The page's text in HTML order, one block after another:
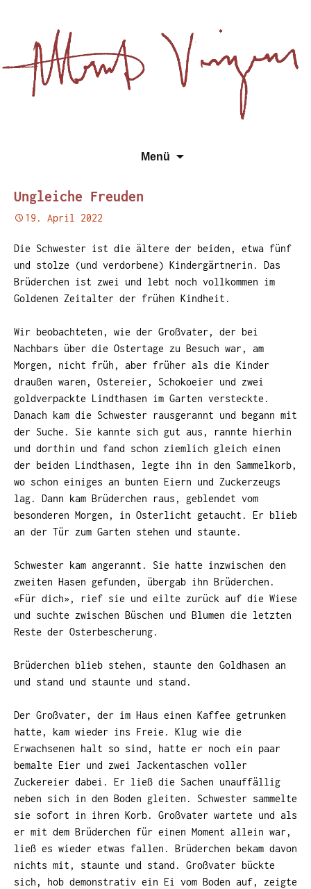
Albert Vinzens
Essays, Literarisches und
Menü
Ungleiche Freuden
19. April 2022
Die Schwester ist die ältere der beiden, etwa fünf
und stolze (und verdorbene) Kindergärtnerin. Das
Brüderchen ist zwei und lebt noch vollkommen im
Goldenen Zeitalter der frühen Kindheit.
Wir beobachteten, wie der Großvater, der bei
Nachbars über die Ostertage zu Besuch war, am
Morgen, nicht früh, aber früher als die Kinder
draußen waren, Ostereier, Schokoeier und zwei
goldverpackte Lindthasen im Garten versteckte.
Danach kam die Schwester rausgerannt und begann mit
der Suche. Sie kannte sich gut aus, rannte hierhin
und dorthin und fand schon ziemlich gleich einen
der beiden Lindthasen, legte ihn in den Sammelkorb,
wo schon einiges an bunten Eiern und Zuckerzeugs
lag. Dann kam Brüderchen raus, geblendet vom
besonderen Morgen, in Osterlicht getaucht. Er blieb
an der Tür zum Garten stehen und staunte.
Schwester kam angerannt. Sie hatte inzwischen den
zweiten Hasen gefunden, übergab ihn Brüderchen.
«Für dich», rief sie und eilte zurück auf die Wiese
und suchte zwischen Büschen und Blumen die letzten
Reste der Osterbescherung.
Brüderchen blieb stehen, staunte den Goldhasen an
und stand und staunte und stand.
Der Großvater, der im Haus einen Kaffee getrunken
hatte, kam wieder ins Freie. Klug wie die
Erwachsenen halt so sind, hatte er noch ein paar
bemalte Eier und zwei Jackentaschen voller
Zuckereier dabei. Er ließ die Sachen unauffällig
neben sich in den Boden gleiten. Schwester sammelte
sie sofort in ihren Korb. Großvater wartete und als
er mit dem Brüderchen für einen Moment allein war,
ließ es wieder etwas fallen. Brüderchen bekam davon
nichts mit, staunte und stand. Großvater bückte
sich, hob demonstrativ ein Ei vom Boden auf, zeigte